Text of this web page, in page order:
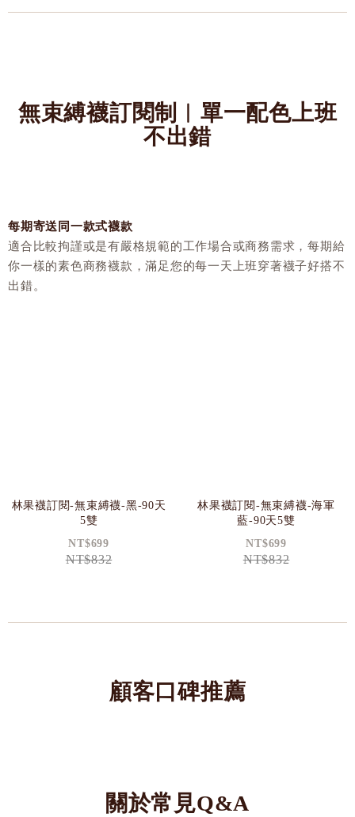
無束縛襪訂閱制︱單一配色上班
不出錯
每期寄送同一款式襪款
適合比較拘謹或是有嚴格規範的工作場合或商務需求，每期給
你一樣的素色商務襪款，滿足您的每一天上班穿著襪子好搭不
出錯。
林果襪訂閱-無束縛襪-黑-90天
5雙
NT$699
NT$832
林果襪訂閱-無束縛襪-海軍
藍-90天5雙
NT$699
NT$832
顧客口碑推薦
關於常見Q&A